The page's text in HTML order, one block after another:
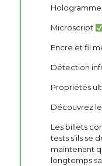
Microscript
Encre et fil
Détection
Propriétés
Découvrez
Les billets
tests s’ils se
maintenant
longtemps